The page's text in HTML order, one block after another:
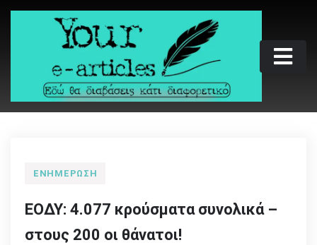
Skip
Your e-articles
Εδώ θα διαβάσεις κάτι διαφορετικό
ΕΝΗΜΈΡΩΣΗ
ΕΟΔΥ: 4.077 κρούσματα συνολικά –
στους 200 οι θάνατοι!